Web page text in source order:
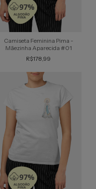
Camiseta Feminina Pima -
Mãezinha Aparecida #01
R$178,99